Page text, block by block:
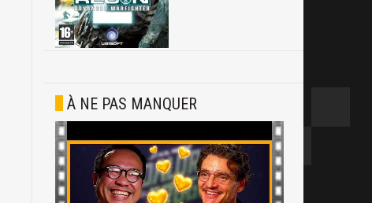
À NE PAS MANQUER